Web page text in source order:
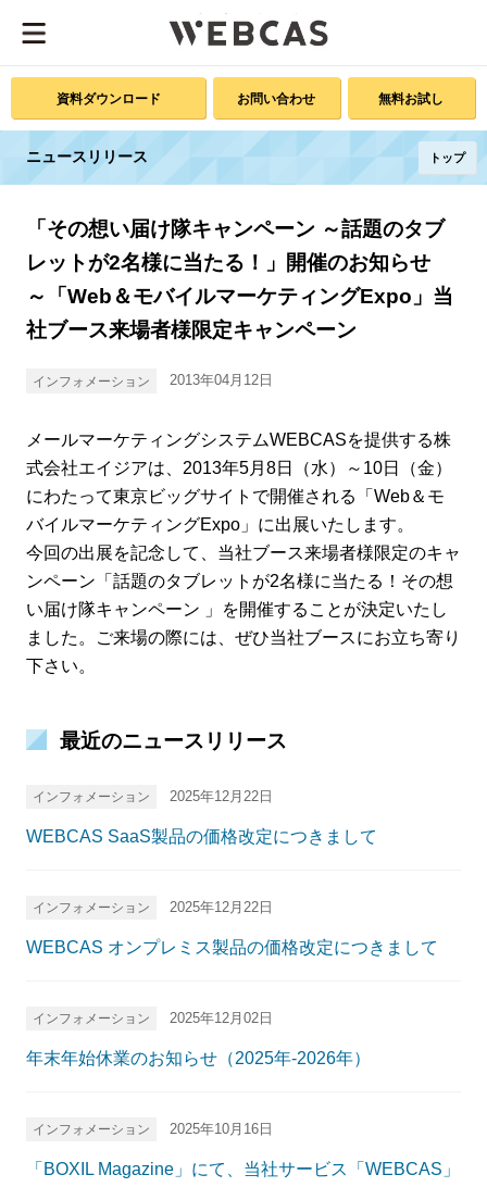
資料ダウンロード お問い合わせ 無料お試し
ニュースリリース トップ
「その想い届け隊キャンペーン ～話題のタブ
レットが2名様に当たる！」開催のお知らせ
～「Web＆モバイルマーケティングExpo」当
社ブース来場者様限定キャンペーン
インフォメーション 2013年04月12日
メールマーケティングシステムWEBCASを提供する株
式会社エイジアは、2013年5月8日（水）～10日（金）
にわたって東京ビッグサイトで開催される「Web＆モ
バイルマーケティングExpo」に出展いたします。
今回の出展を記念して、当社ブース来場者様限定のキャ
ンペーン「話題のタブレットが2名様に当たる！その想
い届け隊キャンペーン 」を開催することが決定いたし
ました。ご来場の際には、ぜひ当社ブースにお立ち寄り
下さい。
最近のニュースリリース
インフォメーション 2025年12月22日
WEBCAS SaaS製品の価格改定につきまして
インフォメーション 2025年12月22日
WEBCAS オンプレミス製品の価格改定につきまして
インフォメーション 2025年12月02日
年末年始休業のお知らせ（2025年-2026年）
インフォメーション 2025年10月16日
「BOXIL Magazine」にて、当社サービス「WEBCAS」